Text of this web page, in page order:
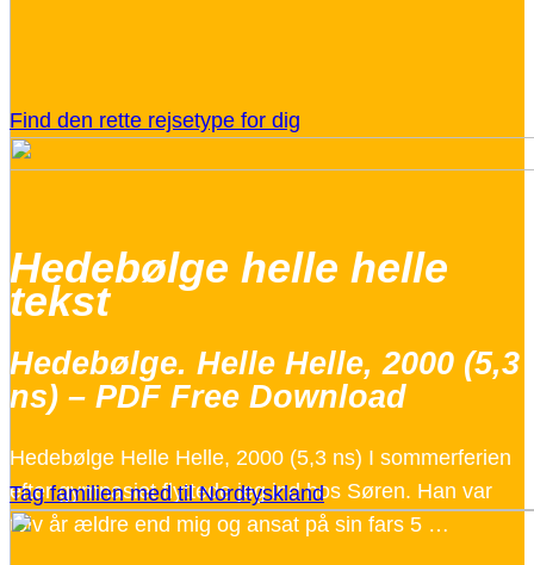
Find den rette rejsetype for dig
Tag familien med til Nordtyskland
Hedebølge helle helle
tekst
Hedebølge. Helle Helle, 2000 (5,3
ns) – PDF Free Download
Hedebølge Helle Helle, 2000 (5,3 ns) I sommerferien
efter gymnasiet flyttede jeg ind hos Søren. Han var
tolv år ældre end mig og ansat på sin fars 5 …